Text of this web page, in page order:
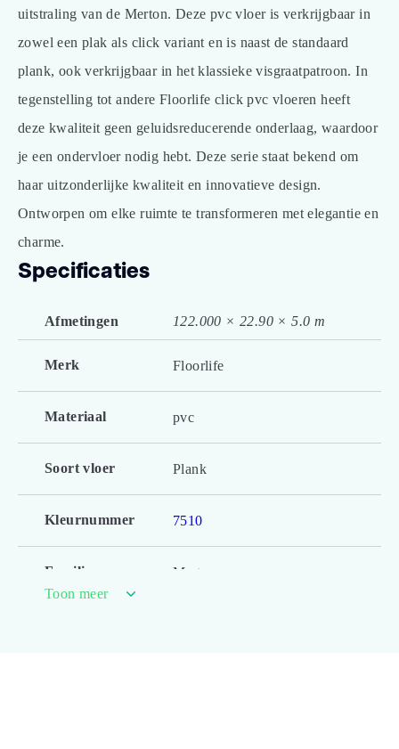
uitstraling van de Merton. Deze pvc vloer is verkrijgbaar in
zowel een plak als click variant en is naast de standaard
plank, ook verkrijgbaar in het klassieke visgraatpatroon. In
tegenstelling tot andere Floorlife click pvc vloeren heeft
deze kwaliteit geen geluidsreducerende onderlaag, waardoor
je een ondervloer nodig hebt. Deze serie staat bekend om
haar uitzonderlijke kwaliteit en innovatieve design.
Ontworpen om elke ruimte te transformeren met elegantie en
charme.
Specificaties
Afmetingen 122.000 × 22.90 × 5.0 m
Merk Floorlife
Materiaal pvc
Soort vloer Plank
Kleurnummer 7510
Familienaam Merton
Toon meer